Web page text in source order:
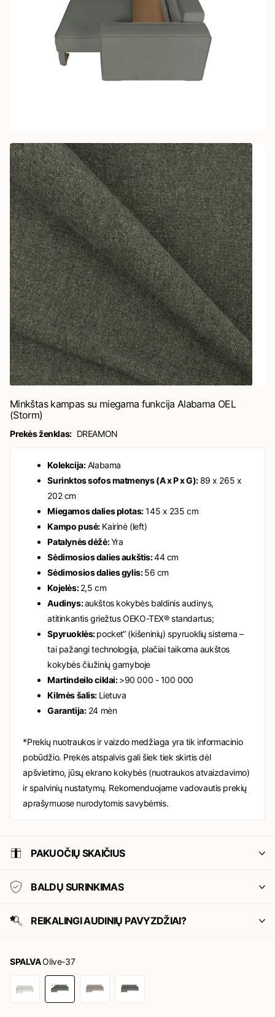
Minkštas kampas su miegama funkcija Alabama OEL
(Storm)
Prekės ženklas: DREAMON
Kolekcija:Alabama
Surinktos sofos matmenys (A x P x G):89 x 265 x
202 cm
Miegamos dalies plotas:145 x 235 cm
Kampo pusė:Kairinė (left)
Patalynės dėžė:Yra
Sėdimosios dalies aukštis:44 cm
Sėdimosios dalies gylis:56 cm
Kojelės:2,5 cm
Audinys:aukštos kokybės baldinis audinys,
atitinkantis griežtus OEKO-TEX® standartus;
Spyruoklės:pocket“ (kišeninių) spyruoklių sistema –
tai pažangi technologija, plačiai taikoma aukštos
kokybės čiužinių gamyboje
Martindeilo ciklai:>90 000 - 100 000
Kilmės šalis: Lietuva
Garantija:24 mėn
*Prekių nuotraukos ir vaizdo medžiaga yra tik informacinio
pobūdžio. Prekės atspalvis gali šiek tiek skirtis dėl
apšvietimo, jūsų ekrano kokybės (nuotraukos atvaizdavimo)
ir spalvinių nustatymų. Rekomenduojame vadovautis prekių
aprašymuose nurodytomis savybėmis.
PAKUOČIŲ SKAIČIUS
BALDŲ SURINKIMAS
REIKALINGI AUDINIŲ PAVYZDŽIAI?
SPALVAOlive-37